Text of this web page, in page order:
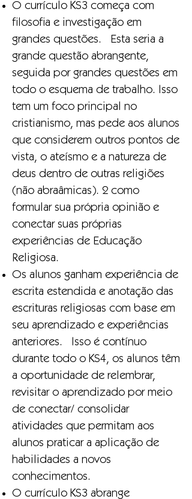
O currículo KS3 começa com
filosofia e investigação em
grandes questões. Esta seria a
grande questão abrangente,
seguida por grandes questões em
todo o esquema de trabalho. Isso
tem um foco principal no
cristianismo, mas pede aos alunos
que considerem outros pontos de
vista, o ateísmo e a natureza de
deus dentro de outras religiões
(não abraâmicas). 2 como
formular sua própria opinião e
conectar suas próprias
experiências de Educação
Religiosa.
Os alunos ganham experiência de
escrita estendida e anotação das
escrituras religiosas com base em
seu aprendizado e experiências
anteriores. Isso é contínuo
durante todo o KS4, os alunos têm
a oportunidade de relembrar,
revisitar o aprendizado por meio
de conectar/ consolidar
atividades que permitam aos
alunos praticar a aplicação de
habilidades a novos
conhecimentos.
O currículo KS3 abrange